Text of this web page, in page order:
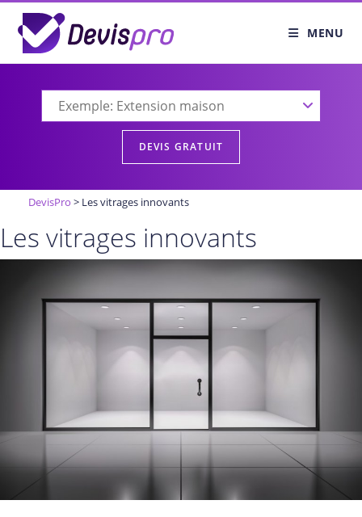
content
MENU
DevisPro > Les vitrages innovants
Les vitrages innovants